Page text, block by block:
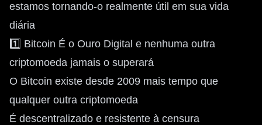
estamos tornando-o realmente útil em sua vida
diária
1️⃣ Bitcoin É o Ouro Digital e nenhuma outra
criptomoeda jamais o superará
O Bitcoin existe desde 2009 mais tempo que
qualquer outra criptomoeda
É descentralizado e resistente à censura